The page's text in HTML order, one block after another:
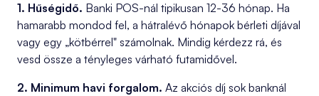
1. Hűségidő. Banki POS-nál tipikusan 12-36 hónap. Ha
hamarabb mondod fel, a hátralévő hónapok bérleti díjával
vagy egy „kötbérrel" számolnak. Mindig kérdezz rá, és
vesd össze a tényleges várható futamidővel.
2. Minimum havi forgalom. Az akciós díj sok banknál